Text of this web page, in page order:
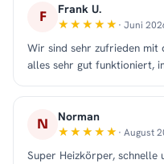
F Frank U.
· Juni
Wir sind sehr zufrieden mit
alles sehr gut funktioniert,
N Norman
· August
Super Heizkörper, schnelle